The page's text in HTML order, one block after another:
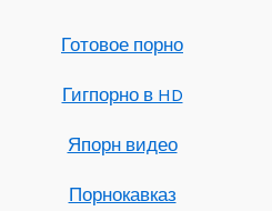
Готовое порно
Гигпорно в HD
Япорн видео
Порнокавказ